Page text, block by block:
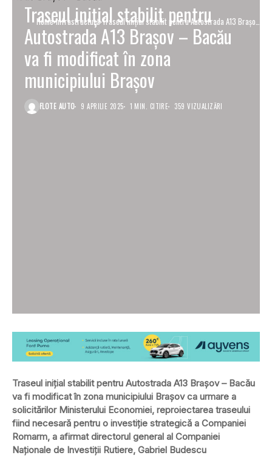
Home Infrastructură Traseul inițial stabilit pentru Autostrada A13 Brașov
– Bacău va fi modificat în zona municipiului Brașov
Traseul inițial stabilit pentru
Autostrada A13 Brașov – Bacău
va fi modificat în zona
municipiului Brașov
FLOTE AUTO 9 APRILIE 2025 1 MIN. CITIRE 359 VIZUALIZĂRI
Traseul inițial stabilit pentru Autostrada A13 Brașov – Bacău
va fi modificat în zona municipiului Brașov ca urmare a
solicitărilor Ministerului Economiei, reproiectarea traseului
fiind necesară pentru o investiție strategică a Companiei
Romarm, a afirmat directorul general al Companiei
Naționale de Investiții Rutiere, Gabriel Budescu